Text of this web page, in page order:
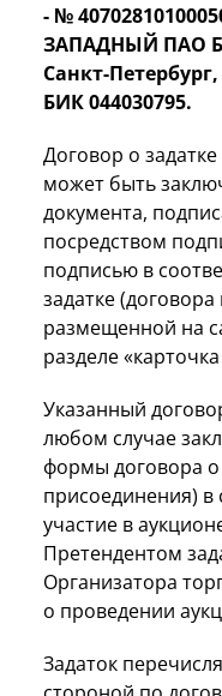
- №
ЗАПАДНЫЙ ПАО
Санкт-Петербург,
БИК 044030795.
Договор о
может быть
документа,
посредством
подписью в
задатке
размещенной на
разделе
Указанный
любом случае
формы договора о
присоединения) в
участие в
Претендентом
Организатора
о проведении
Задаток